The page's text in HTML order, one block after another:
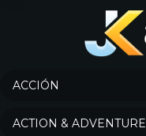
ACCIÓN
ACTION & ADVENTURE